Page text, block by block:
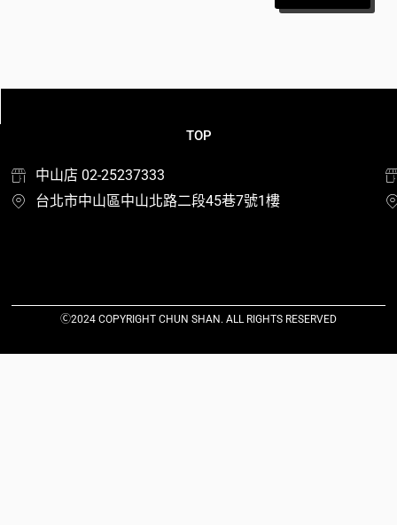
TOP
中山店 02-25237333
台北市中山區中山北路二段45巷7號1樓
Ⓒ2024 COPYRIGHT CHUN SHAN. ALL RIGHTS RESERVED